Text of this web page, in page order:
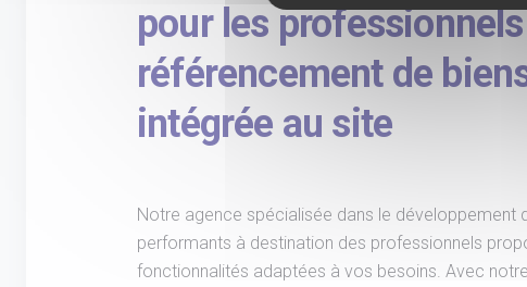
pour les
référencement de
intégrée au site
Notre agence spécialisée dans le développement
performants à destination des professionnels
fonctionnalités adaptées à vos besoins. Avec